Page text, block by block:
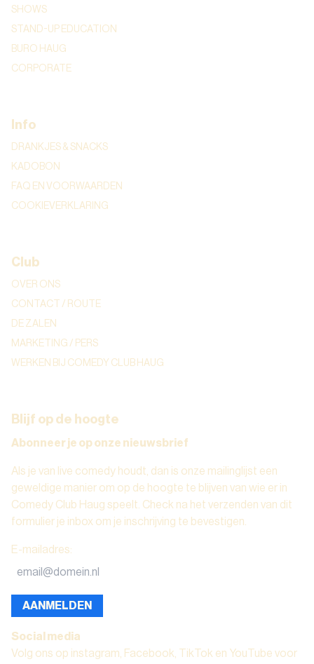
SHOWS
STAND-UP EDUCATION
BURO HAUG
CORPORATE
Info
DRANKJES & SNACKS
KADOBON
FAQ EN VOORWAARDEN
COOKIEVERKLARING
Club
OVER ONS
CONTACT / ROUTE
DE ZALEN
MARKETING / PERS
WERKEN BIJ COMEDY CLUB HAUG
Blijf op de hoogte
Abonneer je op onze nieuwsbrief
Als je van live comedy houdt, dan is onze mailinglijst een
geweldige manier om op de hoogte te blijven van wie er in
Comedy Club Haug speelt. Check na het verzenden van dit
formulier je inbox om je inschrijving te bevestigen.
E-mailadres:
AANMELDEN
Social media
Volg ons op instagram, Facebook, TikTok en YouTube voor